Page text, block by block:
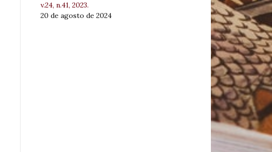
v.24, n.41, 2023.
20 de agosto de 2024